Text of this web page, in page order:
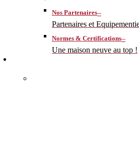
Nos Partenaires–
Partenaires et
Normes & Certifications–
Une maison neuve au top !